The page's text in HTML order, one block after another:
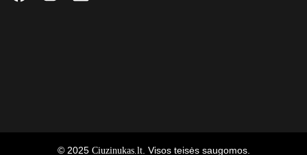
© 2025 Ciuzinukas.lt. Visos teisės saugomos.